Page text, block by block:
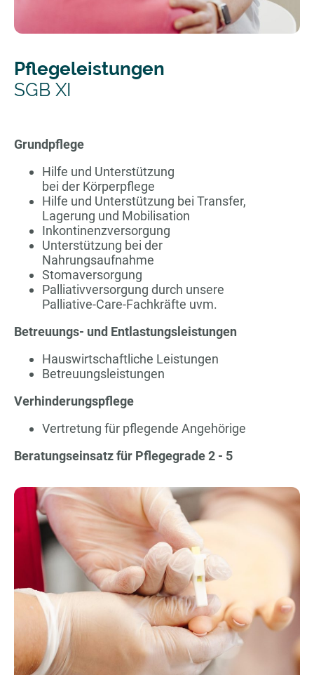
Pflegeleistungen
SGB XI
Grundpflege
Hilfe und Unterstützung
bei der Körperpflege
Hilfe und Unterstützung bei Transfer,
Lagerung und Mobilisation
Inkontinenzversorgung
Unterstützung bei der
Nahrungsaufnahme
Stomaversorgung
Palliativversorgung durch unsere
Palliative-Care-Fachkräfte uvm.
Betreuungs- und Entlastungsleistungen
Hauswirtschaftliche Leistungen
Betreuungsleistungen
Verhinderungspflege
Vertretung für pflegende Angehörige
Beratungseinsatz für Pflegegrade 2 - 5